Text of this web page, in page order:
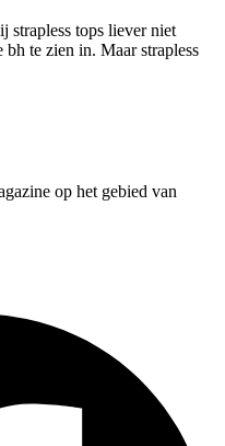
strapless tops liever niet
bh te zien in. Maar strapless
op het gebied van